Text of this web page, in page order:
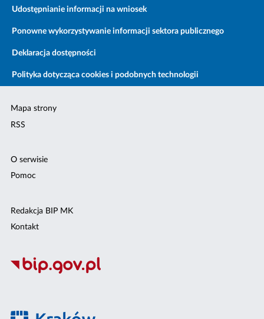
Udostępnianie informacji na wniosek
Ponowne wykorzystywanie informacji sektora publicznego
Deklaracja dostępności
Polityka dotycząca cookies i podobnych technologii
Mapa strony
RSS
O serwisie
Pomoc
Redakcja BIP MK
Kontakt